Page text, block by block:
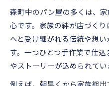
森町中のパン屋の多くは、
心です。家族の絆が店づく
へと受け継がれる伝統や想
す。一つひとつ手作業で仕
やストーリーが込められてい